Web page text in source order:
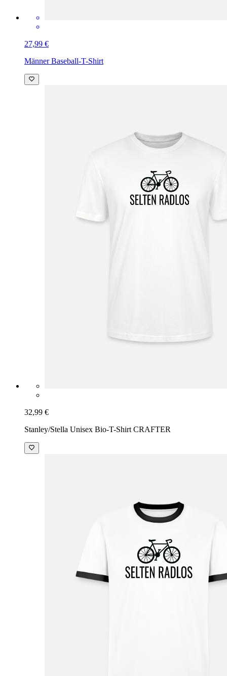
27,99 €
Männer Baseball-T-Shirt
32,99 €
Stanley/Stella Unisex Bio-T-Shirt CRAFTER